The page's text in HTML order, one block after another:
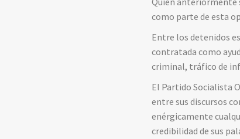
como parte de esta
Entre los detenidos
contratada como
criminal, tráfico de
El Partido Socialista
entre sus discursos
enérgicamente
credibilidad de sus